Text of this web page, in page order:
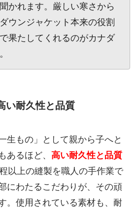
かれます。厳しい寒さから
ウンジャケット本来の役割
果たしてくれるのがカナダ
い耐久性と品質
生もの」として親から子へと
あるほど、 高い耐久性と品質
以上の縫製を職人の手作業で
にわたるこだわりが、その頑
。使用されている素材も、耐